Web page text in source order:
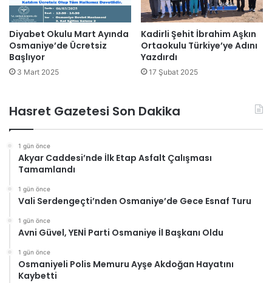
Diyabet Okulu Mart Ayında
Osmaniye’de Ücretsiz
Başlıyor
3 Mart 2025
Kadirli Şehit İbrahim Aşkın
Ortaokulu Türkiye’ye Adını
Yazdırdı
17 Şubat 2025
Hasret Gazetesi Son Dakika
1 gün önce
Akyar Caddesi’nde İlk Etap Asfalt Çalışması
Tamamlandı
1 gün önce
Vali Serdengeçti’nden Osmaniye’de Gece Esnaf Turu
1 gün önce
Avni Güvel, YENİ Parti Osmaniye İl Başkanı Oldu
1 gün önce
Osmaniyeli Polis Memuru Ayşe Akdoğan Hayatını
Kaybetti